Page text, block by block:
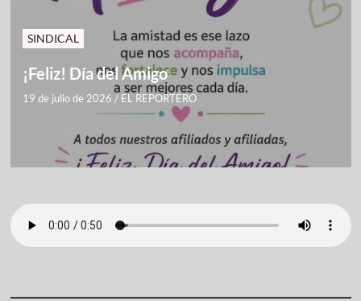
SINDICAL
¡Feliz! Día del Amigo
19 de julio de 2026 / EL REPORTERO